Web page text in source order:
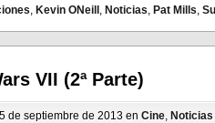
, Kevin ONeill , Noticias, Pat Mills,
VII (2ª Parte)
de septiembre de 2013 en Cine, Noticias